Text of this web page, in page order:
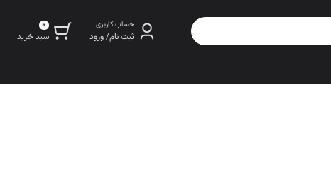
حساب کاربری
ثبت نام/ ورود
0
سبد خرید